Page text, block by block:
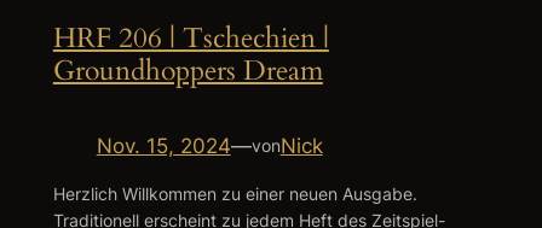
HRF 206 | Tschechien |
Groundhoppers Dream
Nov. 15, 2024—vonNick
Herzlich Willkommen zu einer neuen Ausgabe.
Traditionell erscheint zu jedem Heft des Zeitspiel-